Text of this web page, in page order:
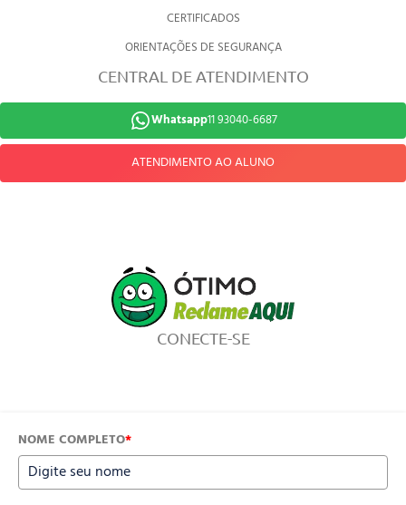
CERTIFICADOS
ORIENTAÇÕES DE SEGURANÇA
CENTRAL DE ATENDIMENTO
Whatsapp11 93040-6687
ATENDIMENTO AO ALUNO
CONECTE-SE
NOME COMPLETO*